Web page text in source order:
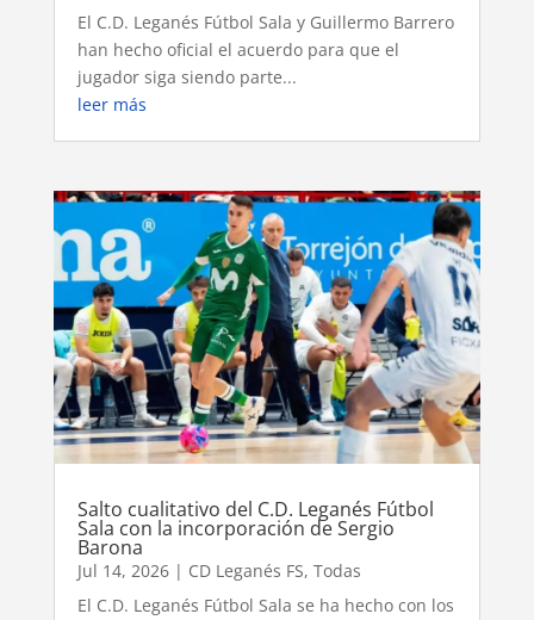
El C.D. Leganés Fútbol Sala y Guillermo Barrero
han hecho oficial el acuerdo para que el
jugador siga siendo parte...
leer más
Salto cualitativo del C.D. Leganés Fútbol
Sala con la incorporación de Sergio
Barona
Jul 14, 2026| CD Leganés FS, Todas
El C.D. Leganés Fútbol Sala se ha hecho con los